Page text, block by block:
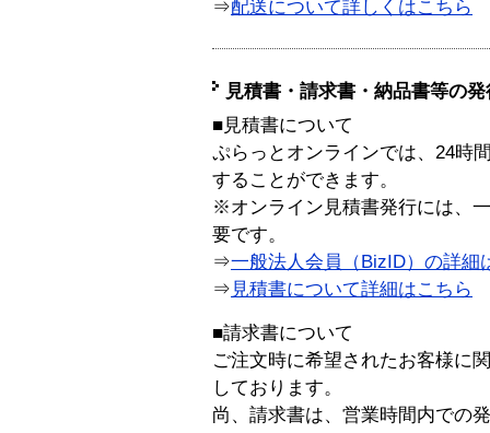
⇒配送について詳しくはこちら
見積書・請求書・納品書等の
■見積書について
ぷらっとオンラインでは、24時
することができます。
※オンライン見積書発行には、
要です。
⇒一般法人会員（BizID）の詳細
⇒ 見積書について詳細はこちら
■請求書について
ご注文時に希望されたお客様に
しております。
尚、請求書は、営業時間内での